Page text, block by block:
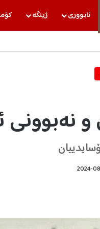
ئابووری ژینگه‌
نەبوونی
2024-